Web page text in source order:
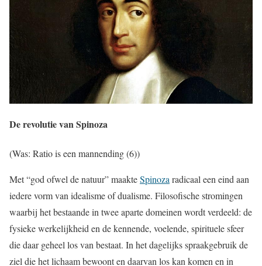
De revolutie van Spinoza
(Was: Ratio is een mannending (6))
Met “god ofwel de natuur” maakteSpinoza radicaal een eind aan
iedere vorm van idealisme of dualisme. Filosofische stromingen
waarbij het bestaande in twee aparte domeinen wordt verdeeld: de
fysieke werkelijkheid en de kennende, voelende, spirituele sfeer
die daar geheel los van bestaat. In het dagelijks spraakgebruik de
ziel die het lichaam bewoont en daarvan los kan komen en in